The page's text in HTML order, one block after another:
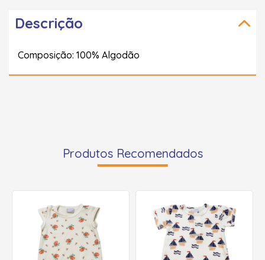
Descrição
Composição: 100% Algodão
Produtos Recomendados